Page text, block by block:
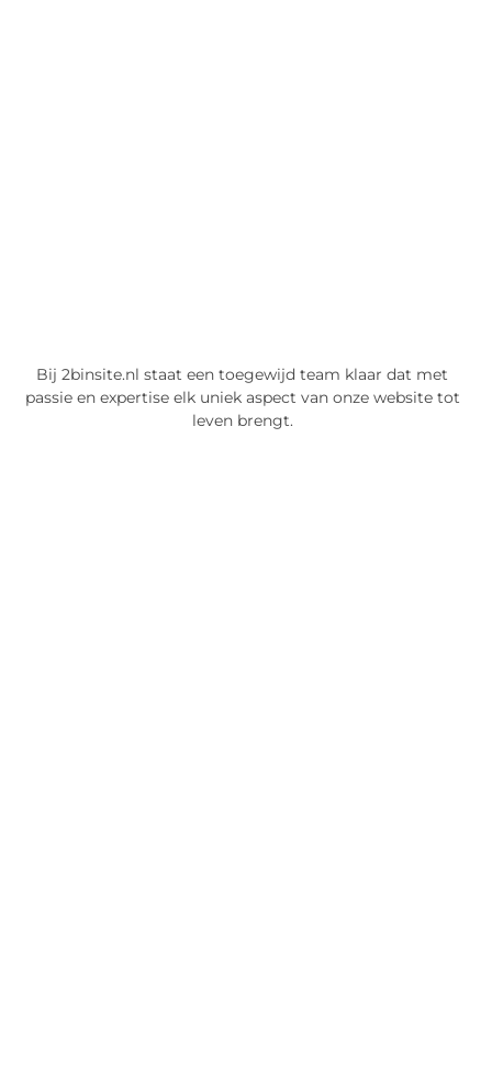
Bij 2binsite.nl staat een toegewijd team klaar dat met
passie en expertise elk uniek aspect van onze website tot
leven brengt.